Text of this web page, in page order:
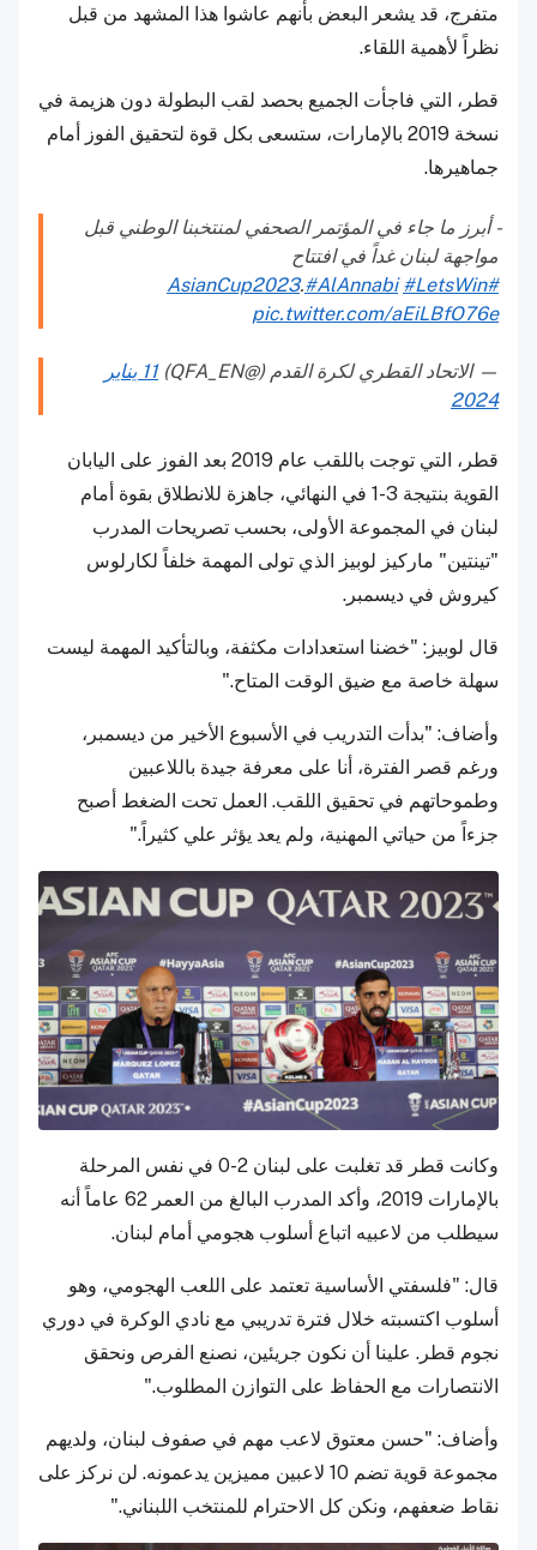
متفرج، قد يشعر البعض بأنهم عاشوا هذا المشهد من قبل
نظراً لأهمية اللقاء.
قطر، التي فاجأت الجميع بحصد لقب البطولة دون هزيمة في
نسخة 2019 بالإمارات، ستسعى بكل قوة لتحقيق الفوز أمام
جماهيرها.
- أبرز ما جاء في المؤتمر الصحفي لمنتخبنا الوطني قبل
مواجهة لبنان غداً في افتتاح
#AsianCup2023
.#AlAnnabi #LetsWin
pic.twitter.com/aEiLBfO76e
— الاتحاد القطري لكرة القدم (@QFA_EN)
11 يناير
2024
قطر، التي توجت باللقب عام 2019 بعد الفوز على اليابان
القوية بنتيجة 3-1 في النهائي، جاهزة للانطلاق بقوة أمام
لبنان في المجموعة الأولى، بحسب تصريحات المدرب
"تينتين" ماركيز لوبيز الذي تولى المهمة خلفاً لكارلوس
كيروش في ديسمبر.
قال لوبيز: "خضنا استعدادات مكثفة، وبالتأكيد المهمة ليست
سهلة خاصة مع ضيق الوقت المتاح."
وأضاف: "بدأت التدريب في الأسبوع الأخير من ديسمبر،
ورغم قصر الفترة، أنا على معرفة جيدة باللاعبين
وطموحاتهم في تحقيق اللقب. العمل تحت الضغط أصبح
جزءاً من حياتي المهنية، ولم يعد يؤثر علي كثيراً."
وكانت قطر قد تغلبت على لبنان 2-0 في نفس المرحلة
بالإمارات 2019، وأكد المدرب البالغ من العمر 62 عاماً أنه
سيطلب من لاعبيه اتباع أسلوب هجومي أمام لبنان.
قال: "فلسفتي الأساسية تعتمد على اللعب الهجومي، وهو
أسلوب اكتسبته خلال فترة تدريبي مع نادي الوكرة في دوري
نجوم قطر. علينا أن نكون جريئين، نصنع الفرص ونحقق
الانتصارات مع الحفاظ على التوازن المطلوب."
وأضاف: "حسن معتوق لاعب مهم في صفوف لبنان، ولديهم
مجموعة قوية تضم 10 لاعبين مميزين يدعمونه. لن نركز على
نقاط ضعفهم، ونكن كل الاحترام للمنتخب اللبناني."